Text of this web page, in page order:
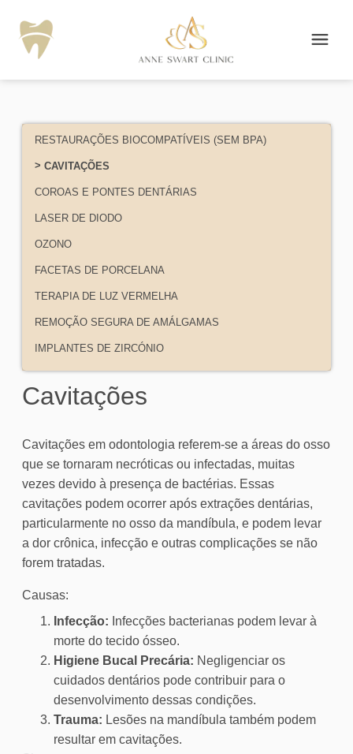
RESTAURAÇÕES BIOCOMPATÍVEIS (SEM BPA)
CAVITAÇÕES
COROAS E PONTES DENTÁRIAS
LASER DE DIODO
OZONO
FACETAS DE PORCELANA
TERAPIA DE LUZ VERMELHA
REMOÇÃO SEGURA DE AMÁLGAMAS
IMPLANTES DE ZIRCÓNIO
Cavitações
Cavitações em odontologia referem-se a áreas do osso
que se tornaram necróticas ou infectadas, muitas
vezes devido à presença de bactérias. Essas
cavitações podem ocorrer após extrações dentárias,
particularmente no osso da mandíbula, e podem levar
a dor crônica, infecção e outras complicações se não
forem tratadas.
Causas:
Infecção: Infecções bacterianas podem levar à
morte do tecido ósseo.
Higiene Bucal Precária: Negligenciar os
cuidados dentários pode contribuir para o
desenvolvimento dessas condições.
Trauma: Lesões na mandíbula também podem
resultar em cavitações.